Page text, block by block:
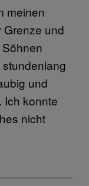
meinen
Grenze und
stundenlang
und
Ich konnte
nicht